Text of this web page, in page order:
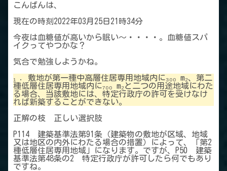
こんばんは、
現在の時刻2022年03月25日21時34分
今夜は血糖値が高いから眠い～・・・・。血糖値スパ
イクってやつかな？
気合で勉強しようかね。
₁ ．敷地が第一種中高層住居専用地域内に₃₀₀ m₂、第二
種低層住居専用地域内に₇₀₀ m₂と二つの用途地域にわた
る場合、当該敷地には、特定行政庁の許可を受けなけ
れば新築することができない。
正解の枝 正しい選択肢
P114 建築基準法第91条（建築物の敷地が区域、地域
又は地区の内外にわたる場合の措置）によって、「第2
種低層住居専用地域」になります。ですが、P50 建築
基準法第48条の2 特定行政庁が許可したら何でもあり
ですね。